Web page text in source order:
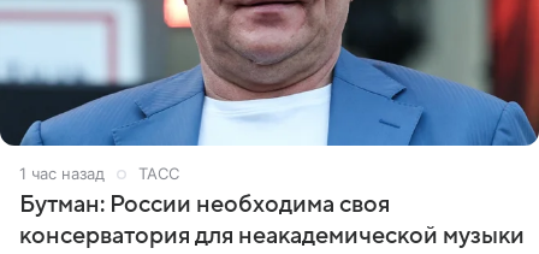
1 час назад ТАСС
Бутман: России необходима своя
консерватория для неакадемической музыки